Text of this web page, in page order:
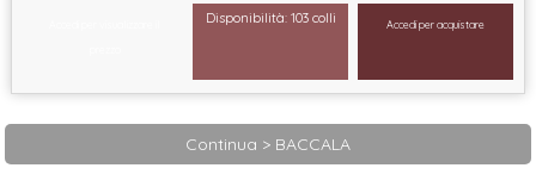
Disponibilità: 103 colli Accedi per acquistare
Continua > BACCALA